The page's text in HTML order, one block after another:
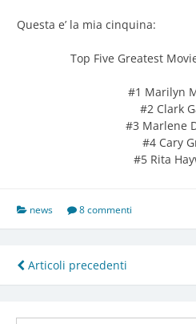
Questa e’ la mia cinquina:
Top Five Greatest
#1 Marilyn
#2 Clark
#3 Marlene
#4 Cary
#5 Rita
news 8 commenti
Navigazione
articoli
Articoli precedenti